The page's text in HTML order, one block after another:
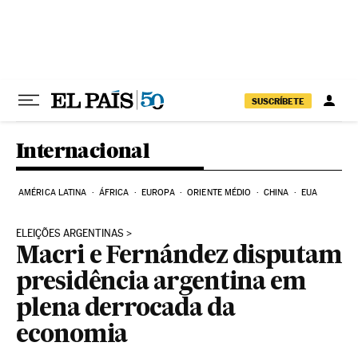
SUSCRÍBETE
Internacional
AMÉRICA LATINA ÁFRICA EUROPA ORIENTE MÉDIO CHINA EUA
ELEIÇÕES ARGENTINAS
Macri e Fernández disputam
presidência argentina em
plena derrocada da
economia